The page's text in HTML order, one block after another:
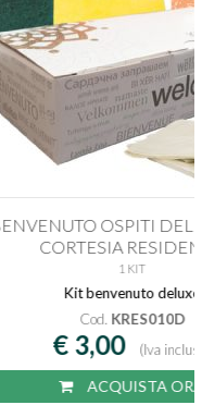
010D LINEA